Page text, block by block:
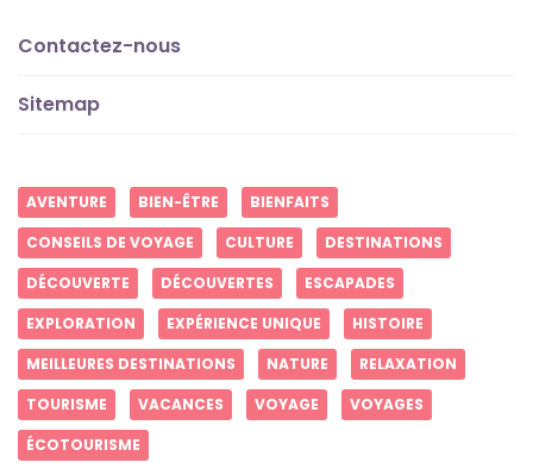
Contactez-nous
Sitemap
AVENTURE BIEN-ÊTRE
BIENFAITS
CONSEILS DE VOYAGE
CULTURE
DESTINATIONS
DÉCOUVERTE
DÉCOUVERTES
ESCAPADES
EXPLORATION
EXPÉRIENCE UNIQUE
HISTOIRE
MEILLEURES DESTINATIONS
NATURE
RELAXATION
TOURISME
VACANCES VOYAGE
VOYAGES
ÉCOTOURISME